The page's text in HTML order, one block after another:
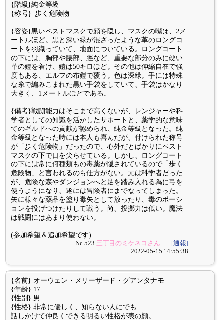
{階級}純金等級
{称号｝歩く危険物
{容姿}黒いペストマスクで顔を隠し、マスクの嘴は、2メ
ートルほど。黒と深い緑が混ざったような革のロングコ
ートを羽織っていて、地面についている。ロングコート
の下には、胸部や腰部、脛など、重要な部分のみに硬い
革の鎧を着け、鎧は50キロほど。その他は伸縮自在で強
度もある、エルフの布鎧で覆う。色は深緑。手には特殊
な糸で編みこまれた黒い手袋をしていて、手袋はかなり
大きく、1メートルほどである。
{備考}戦闘能力はそこまで高くないが、レンジャーや科
学者としての知識を活かしたサポートと、薬学的な意味
でのギルドへの貢献が認められ、純金等級となった。純
金等級となった時には本人も喜んだが、付けられた称号
が「歩く危険物」だったので、心外だとばかりにペスト
マスクの下で口を尖らせている。しかし、ロングコート
の下には常に何種類もの毒薬が隠されているので「歩く
危険物」と言われるのも仕方がない。元は科学者だった
が、危険な森やダンジョンへと足を踏み入れる為に弓を
使うようになり、遂には冒険者にまでなってしまった。
矢に様々な薬品を塗り毒矢として放ったり、毒のポーシ
ョンを投げつけたりして戦う。尚、投擲力は低い。魔法
は戦闘にはあまり使わない。
(参加希望＆追加希望です)
No.523 三丁目のミケネコさん
[通報]
2022-05-15 14:55:38
{名前} オーウェン・メリーザード・グアンタナモ
{年齢} 17
{性別} 男
{性格} 非常に優しく、知らない人にでも
話しかけて仲良くできる明るい性格が表の顔。